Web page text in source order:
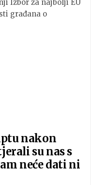
Izbor za najbolji EU
građana o
nakon
su nas s
neće dati ni